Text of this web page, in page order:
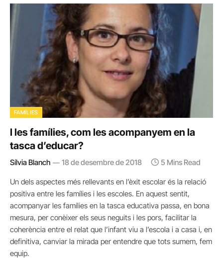
FAMÍLIES
I les famílies, com les acompanyem en la
tasca d’educar?
Sílvia Blanch 18 de desembre de 2018 5 Mins Read
Un dels aspectes més rellevants en l’èxit escolar és la relació
positiva entre les famílies i les escoles. En aquest sentit,
acompanyar les famílies en la tasca educativa passa, en bona
mesura, per conèixer els seus neguits i les pors, facilitar la
coherència entre el relat que l’infant viu a l’escola i a casa i, en
definitiva, canviar la mirada per entendre que tots sumem, fem
equip.